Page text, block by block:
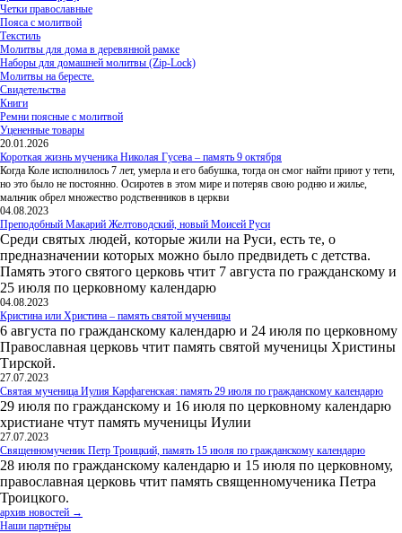
Четки православные
Пояса с молитвой
Текстиль
Молитвы для дома в деревянной рамке
Наборы для домашней молитвы (Zip-Lock)
Молитвы на бересте.
Свидетельства
Книги
Ремни поясные с молитвой
Уцененные товары
20.01.2026
Короткая жизнь мученика Николая Гусева – память 9 октября
Когда Коле исполнилось 7 лет, умерла и его бабушка, тогда он смог найти приют у тети,
но это было не постоянно. Осиротев в этом мире и потеряв свою родню и жилье,
мальчик обрел множество родственников в церкви
04.08.2023
Преподобный Макарий Желтоводский, новый Моисей Руси
Среди святых людей, которые жили на Руси, есть те, о
предназначении которых можно было предвидеть с детства.
Память этого святого церковь чтит 7 августа по гражданскому и
25 июля по церковному календарю
04.08.2023
Кристина или Христина – память святой мученицы
6 августа по гражданскому календарю и 24 июля по церковному
Православная церковь чтит память святой мученицы Христины
Тирской.
27.07.2023
Святая мученица Иулия Карфагенская: память 29 июля по гражданскому календарю
29 июля по гражданскому и 16 июля по церковному календарю
христиане чтут память мученицы Иулии
27.07.2023
Священномученик Петр Троицкий, память 15 июля по гражданскому календарю
28 июля по гражданскому календарю и 15 июля по церковному,
православная церковь чтит память священномученика Петра
Троицкого.
архив новостей →
Наши партнёры